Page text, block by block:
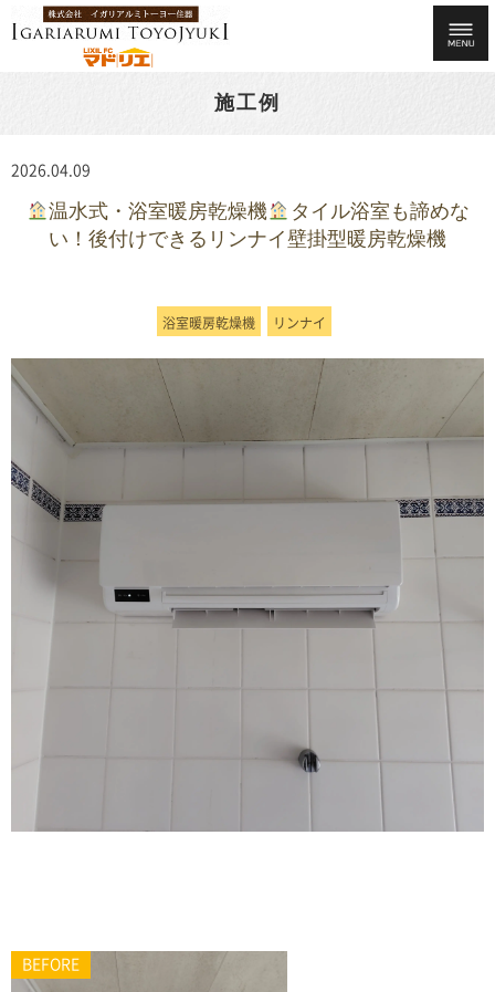
施工例
2026.04.09
温水式・浴室暖房乾燥機
タイル浴室も諦めな
い！後付けできるリンナイ壁掛型暖房乾燥機
浴室暖房乾燥機 リンナイ
BEFORE